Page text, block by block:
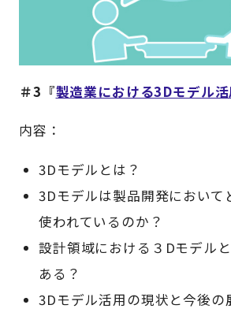
＃3『製造業における3Dモデル
内容：
3Dモデルとは？
3Dモデルは製品開発において
使われているのか？
設計領域における３Dモデル
ある？
3Dモデル活用の現状と今後の